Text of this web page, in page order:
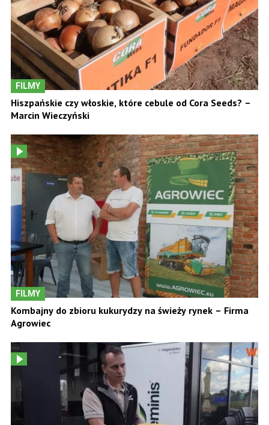
FILMY
Hiszpańskie czy włoskie, które cebule od Cora Seeds? –
Marcin Wieczyński
FILMY
Kombajny do zbioru kukurydzy na świeży rynek – Firma
Agrowiec